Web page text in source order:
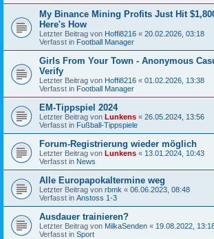
My Binance Mining Profits Just Hit
Here's How
Letzter Beitrag von Hoffi8216 « 20.02.2026, 03:18
Verfasst in Football Manager
Girls From Your Town - Anonymous
Verify
Letzter Beitrag von Hoffi8216 « 01.02.2026, 13:38
Verfasst in Football Manager
EM-Tippspiel 2024
Letzter Beitrag von Lunkens « 26.05.2024, 13:56
Verfasst in Fußball-Tippspiele
Forum-Registrierung wieder möglich
Letzter Beitrag von Lunkens « 13.01.2024, 10:43
Verfasst in News
Alle Europapokaltermine weg
Letzter Beitrag von rbmk « 06.06.2023, 08:48
Verfasst in Anstoss 1-3
Ausdauer trainieren?
Letzter Beitrag von MilkaSenden « 19.08.2022,
Verfasst in Sport